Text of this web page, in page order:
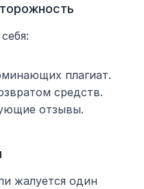
плагиат.
средств.
отзывы.
жалуется один